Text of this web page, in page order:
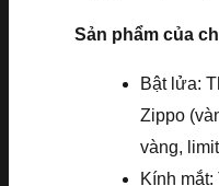
Sản phẩm của
Bật lửa:
Zippo
vàng,
Kính